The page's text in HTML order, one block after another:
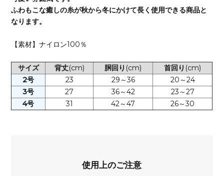
ふわもこな癒しの糸が秋から冬にかけて長く使用できる商品と
なります。
【素材】ナイロン100％
サイズ 背丈(cm) 胴回り (cm) 首回り (cm)
2号
23 29～36
20～24
3号
27 36～42
23～27
4号
31 42～47 26～30
使用上のご注意